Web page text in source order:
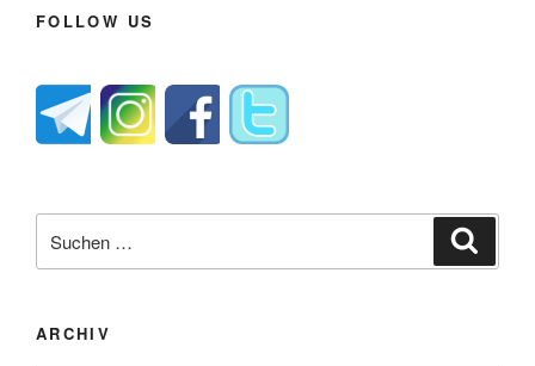
FOLLOW US
nach:
ARCHIV